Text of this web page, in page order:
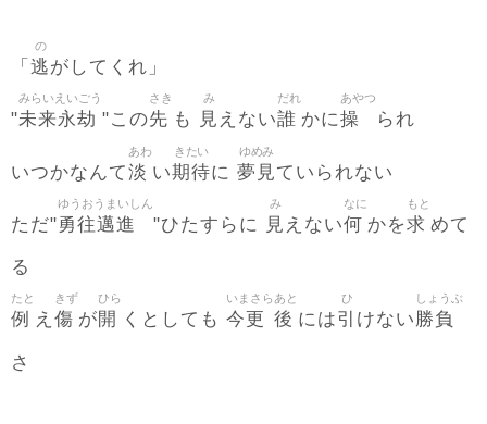
「 逃
の
がしてくれ」
"未来永劫
みらいえいごう
"この先
さき
も 見
み
えない誰
だれ
かに操
あやつ
られ
いつかなんて淡
あわ
い期待
きたい
に 夢見
ゆめみ
ていられない
ただ"勇往邁進
ゆうおうまいしん
"ひたすらに 見
み
えない何
なに
かを求
もと
めて
る
例
たと
え 傷
きず
が開
ひら
くとしても 今更
いまさら
後
あと
には引
ひ
けない勝負
しょうぶ
さ